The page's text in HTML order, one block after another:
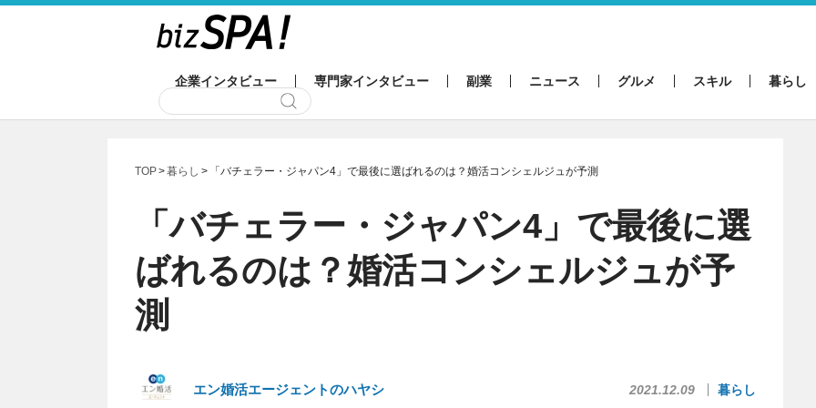
企業インタビュー 専門家インタビュー 副業 ニュース グルメ スキル 暮らし
TOP 暮らし 「バチェラー・ジャパン4」で最後に選ばれるのは？婚活コンシェルジュが予測
「バチェラー・ジャパン4」で最後に選
ばれるのは？婚活コンシェルジュが予
測
エン婚活エージェントのハヤシ 2021.12.09 暮らし